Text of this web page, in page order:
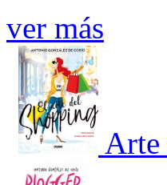
ver más
Arte